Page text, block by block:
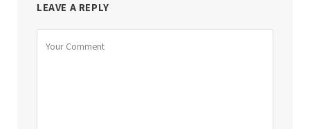
LEAVE A REPLY